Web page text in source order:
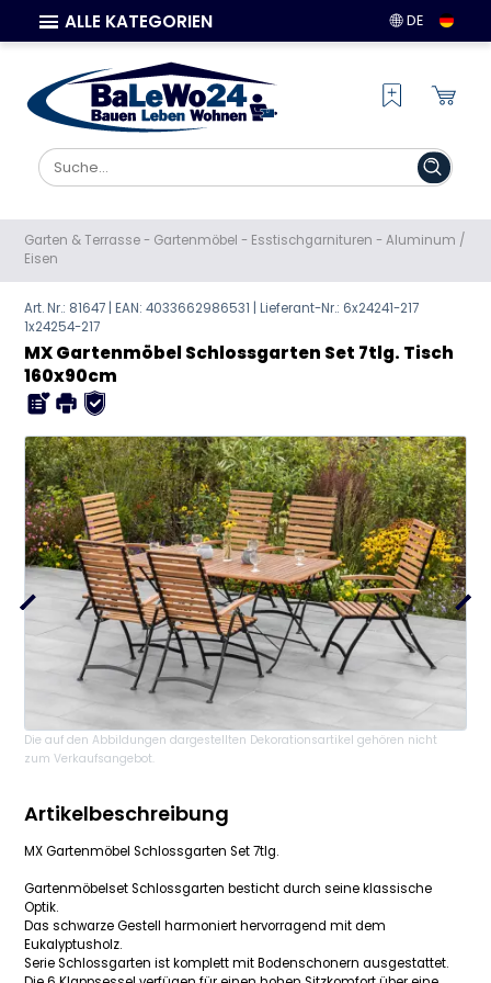
ALLE KATEGORIEN DE
Garten & Terrasse- Gartenmöbel - Esstischgarnituren -Aluminum /
Eisen
Art. Nr.: 81647 | EAN:4033662986531 | Lieferant-Nr.: 6x24241-217
1x24254-217
MX Gartenmöbel Schlossgarten Set 7tlg. Tisch
160x90cm
Die auf den Abbildungen dargestellten Dekorationsartikel gehören nicht
zum Verkaufsangebot.
Artikelbeschreibung
MX Gartenmöbel Schlossgarten Set 7tlg.
Gartenmöbelset Schlossgarten besticht durch seine klassische
Optik.
Das schwarze Gestell harmoniert hervorragend mit dem
Eukalyptusholz.
Serie Schlossgarten ist komplett mit Bodenschonern ausgestattet.